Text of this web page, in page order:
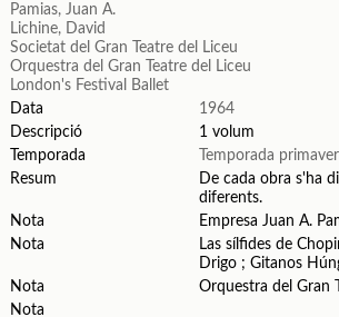
Pamias, Juan A.
Lichine, David
Societat del Gran Teatre del Liceu
Orquestra del Gran Teatre del Liceu
London's Festival Ballet
Data
1964
Descripció
1 volum
Temporada
Temporada
Resum
De cada obra s'ha
diferents.
Nota
Empresa Juan A.
Nota
Las sílfides de
Drigo ; Gitanos
Nota
Orquestra del Gran
Nota